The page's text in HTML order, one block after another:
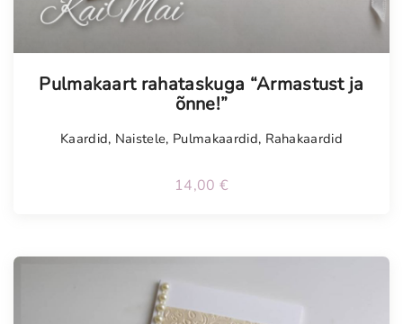
Pulmakaart rahataskuga “Armastust ja
õnne!”
Kaardid, Naistele, Pulmakaardid, Rahakaardid
14,00 €